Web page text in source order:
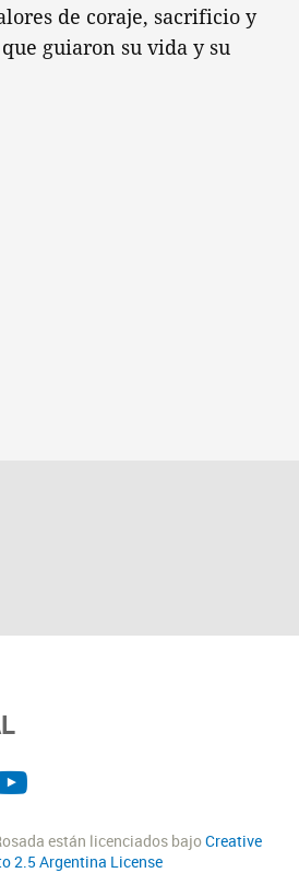
de coraje, sacrificio y
guiaron su vida y su
están licenciados bajoCreative
2.5 Argentina License